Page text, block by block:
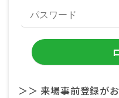
＞＞ 来場事前登録が